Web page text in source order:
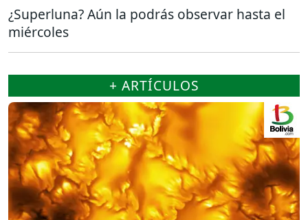
¿Superluna? Aún la podrás observar hasta el
miércoles
+ ARTÍCULOS